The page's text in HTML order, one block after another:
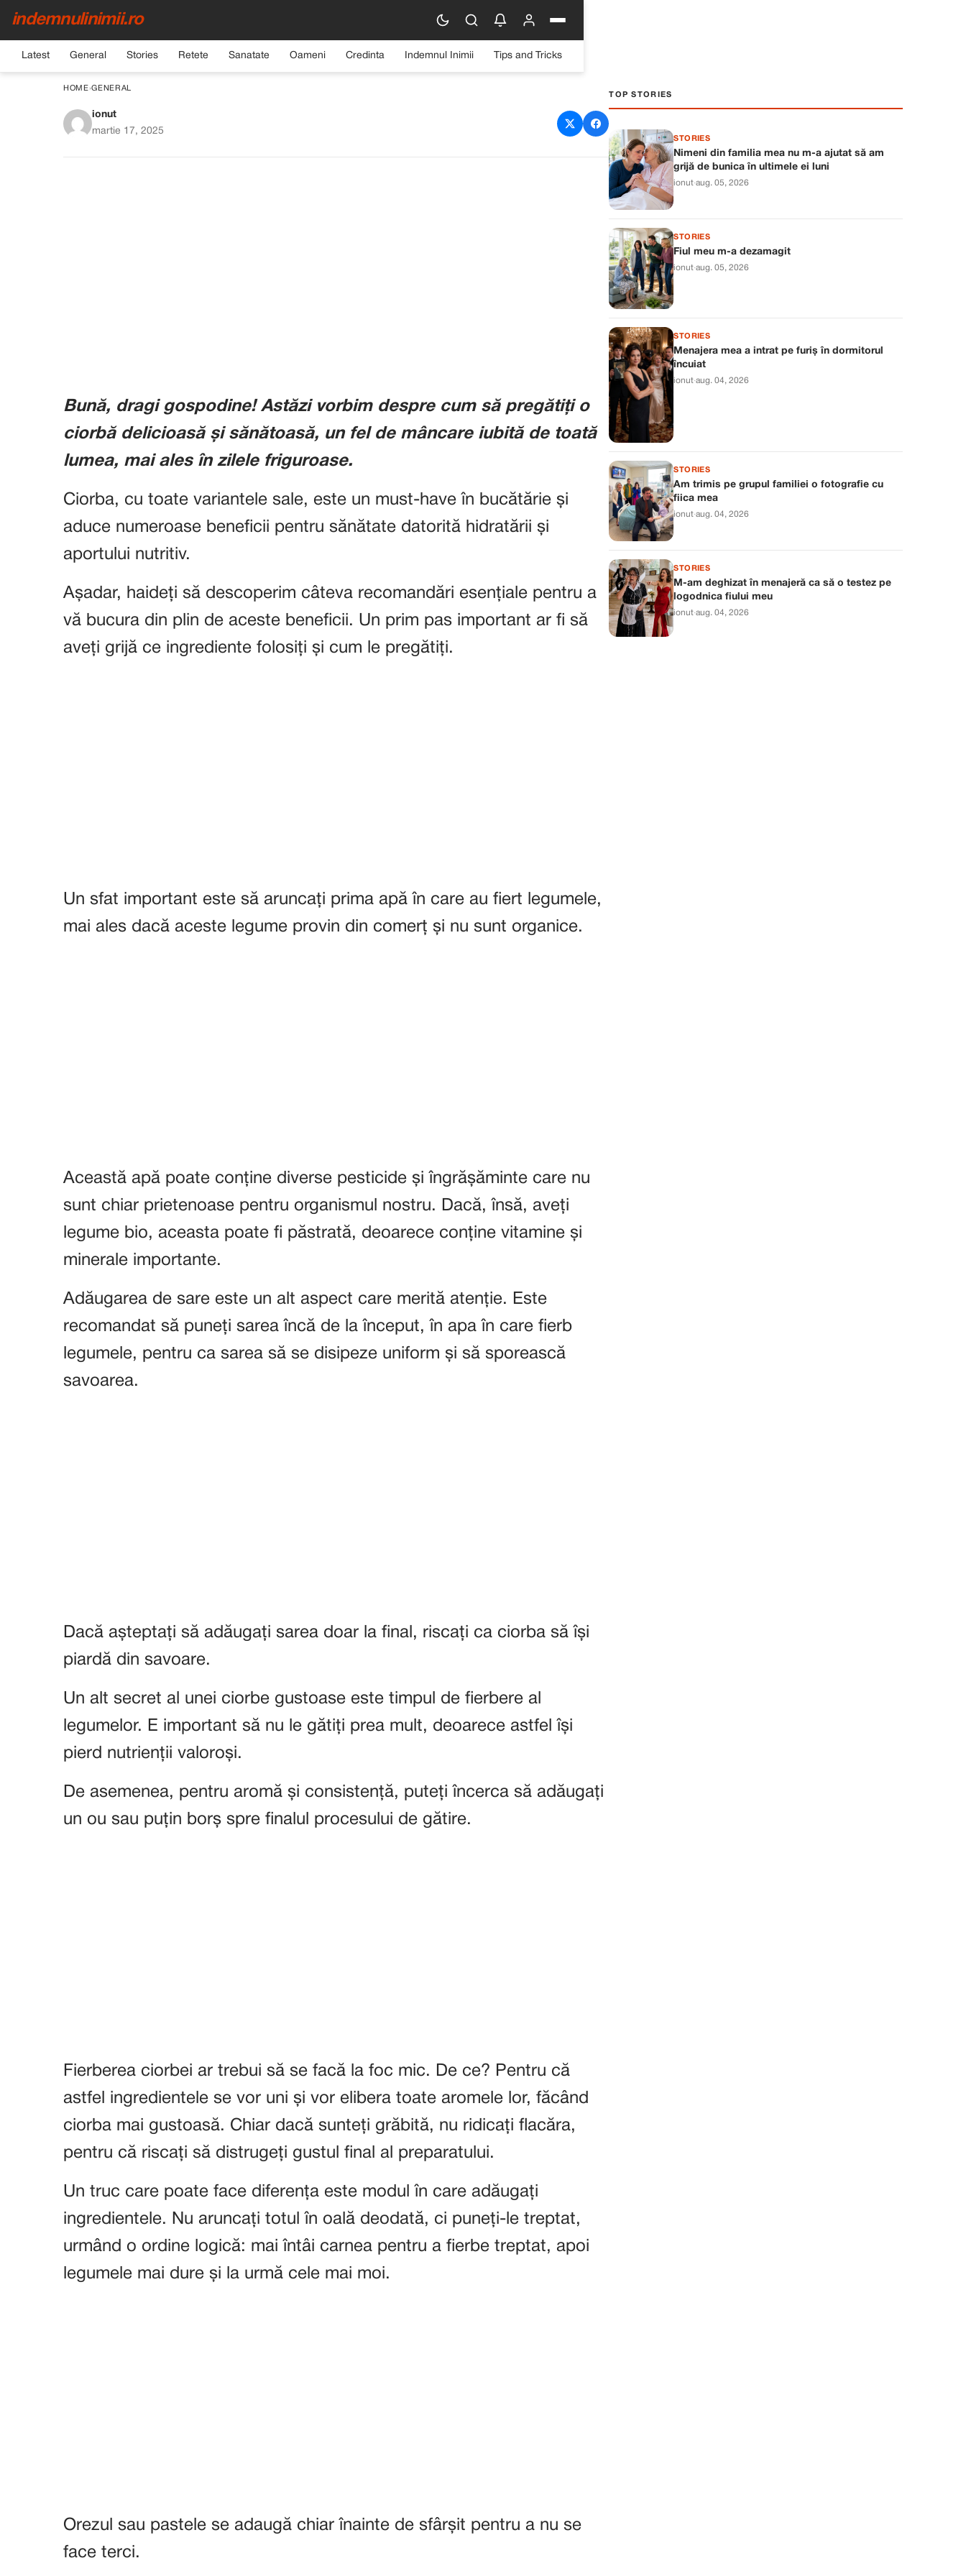
indemnulinimii.ro
Latest General Stories Retete Sanatate Oameni Credinta Indemnul Inimii Tips and Tricks
HOME›GENERAL
Cum să pregătești o ciorbă sănătoasă: Sfaturi
ionut
martie 17, 2025
Bună, dragi gospodine! Astăzi vorbim despre cum să pregătiți o
ciorbă delicioasă și sănătoasă, un fel de mâncare iubită de toată
lumea, mai ales în zilele friguroase.
Ciorba, cu toate variantele sale, este un must-have în bucătărie și
aduce numeroase beneficii pentru sănătate datorită hidratării și
aportului nutritiv.
Așadar, haideți să descoperim câteva recomandări esențiale pentru a
vă bucura din plin de aceste beneficii. Un prim pas important ar fi să
aveți grijă ce ingrediente folosiți și cum le pregătiți.
Un sfat important este să aruncați prima apă în care au fiert legumele,
mai ales dacă aceste legume provin din comerț și nu sunt organice.
Această apă poate conține diverse pesticide și îngrășăminte care nu
sunt chiar prietenoase pentru organismul nostru. Dacă, însă, aveți
legume bio, aceasta poate fi păstrată, deoarece conține vitamine și
minerale importante.
Adăugarea de sare este un alt aspect care merită atenție. Este
recomandat să puneți sarea încă de la început, în apa în care fierb
legumele, pentru ca sarea să se disipeze uniform și să sporească
savoarea.
Dacă așteptați să adăugați sarea doar la final, riscați ca ciorba să își
piardă din savoare.
Un alt secret al unei ciorbe gustoase este timpul de fierbere al
legumelor. E important să nu le gătiți prea mult, deoarece astfel își
pierd nutrienții valoroși.
De asemenea, pentru aromă și consistență, puteți încerca să adăugați
un ou sau puțin borș spre finalul procesului de gătire.
Fierberea ciorbei ar trebui să se facă la foc mic. De ce? Pentru că
astfel ingredientele se vor uni și vor elibera toate aromele lor, făcând
ciorba mai gustoasă. Chiar dacă sunteți grăbită, nu ridicați flacăra,
pentru că riscați să distrugeți gustul final al preparatului.
Un truc care poate face diferența este modul în care adăugați
ingredientele. Nu aruncați totul în oală deodată, ci puneți-le treptat,
urmând o ordine logică: mai întâi carnea pentru a fierbe treptat, apoi
legumele mai dure și la urmă cele mai moi.
Orezul sau pastele se adaugă chiar înainte de sfârșit pentru a nu se
face terci.
TOP STORIES
STORIES
Nimeni din familia mea nu m-a ajutat să am
grijă de bunica în ultimele ei luni
ionut·aug. 05, 2026
STORIES
Fiul meu m-a dezamagit
ionut·aug. 05, 2026
STORIES
Menajera mea a intrat pe furiș în dormitorul
încuiat
ionut·aug. 04, 2026
STORIES
Am trimis pe grupul familiei o fotografie cu
fiica mea
ionut·aug. 04, 2026
STORIES
M-am deghizat în menajeră ca să o testez pe
logodnica fiului meu
ionut·aug. 04, 2026